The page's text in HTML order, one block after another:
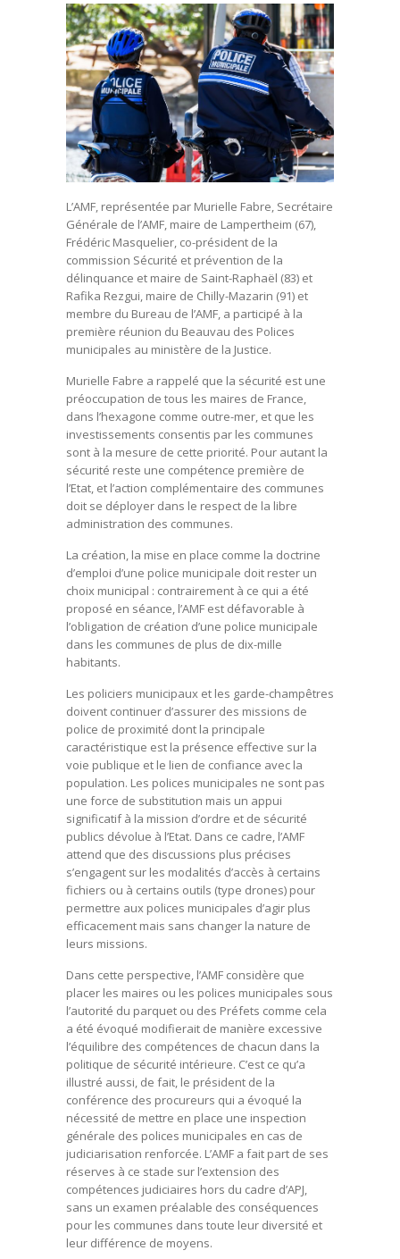
L’AMF, représentée par Murielle Fabre, Secrétaire
Générale de l’AMF, maire de Lampertheim (67),
Frédéric Masquelier, co-président de la
commission Sécurité et prévention de la
délinquance et maire de Saint-Raphaël (83) et
Rafika Rezgui, maire de Chilly-Mazarin (91) et
membre du Bureau de l’AMF, a participé à la
première réunion du Beauvau des Polices
municipales au ministère de la Justice.
Murielle Fabre a rappelé que la sécurité est une
préoccupation de tous les maires de France,
dans l’hexagone comme outre-mer, et que les
investissements consentis par les communes
sont à la mesure de cette priorité. Pour autant la
sécurité reste une compétence première de
l’Etat, et l’action complémentaire des communes
doit se déployer dans le respect de la libre
administration des communes.
La création, la mise en place comme la doctrine
d’emploi d’une police municipale doit rester un
choix municipal : contrairement à ce qui a été
proposé en séance, l’AMF est défavorable à
l’obligation de création d’une police municipale
dans les communes de plus de dix-mille
habitants.
Les policiers municipaux et les garde-champêtres
doivent continuer d’assurer des missions de
police de proximité dont la principale
caractéristique est la présence effective sur la
voie publique et le lien de confiance avec la
population. Les polices municipales ne sont pas
une force de substitution mais un appui
significatif à la mission d’ordre et de sécurité
publics dévolue à l’Etat. Dans ce cadre, l’AMF
attend que des discussions plus précises
s’engagent sur les modalités d’accès à certains
fichiers ou à certains outils (type drones) pour
permettre aux polices municipales d’agir plus
efficacement mais sans changer la nature de
leurs missions.
Dans cette perspective, l’AMF considère que
placer les maires ou les polices municipales sous
l’autorité du parquet ou des Préfets comme cela
a été évoqué modifierait de manière excessive
l’équilibre des compétences de chacun dans la
politique de sécurité intérieure. C’est ce qu’a
illustré aussi, de fait, le président de la
conférence des procureurs qui a évoqué la
nécessité de mettre en place une inspection
générale des polices municipales en cas de
judiciarisation renforcée. L’AMF a fait part de ses
réserves à ce stade sur l’extension des
compétences judiciaires hors du cadre d’APJ,
sans un examen préalable des conséquences
pour les communes dans toute leur diversité et
leur différence de moyens.